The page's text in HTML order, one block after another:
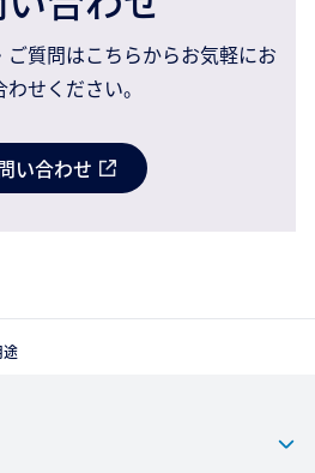
質問はこちらからお気軽にお
せください。
い合わせ
途